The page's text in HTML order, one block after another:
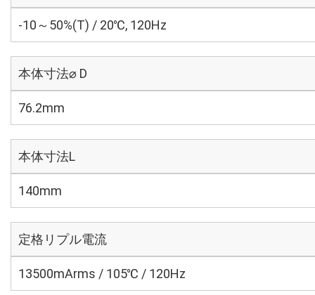
-10～50%(T) / 20℃, 120Hz
本体寸法⌀ D
76.2mm
本体寸法L
140mm
定格リプル電流
13500mArms / 105℃ / 120Hz